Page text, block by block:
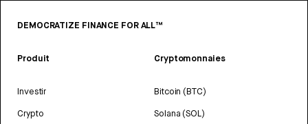
DEMOCRATIZE FINANCE FOR ALL™
Produit
Investir
Crypto
Cryptomonnaies
Bitcoin (BTC)
Solana (SOL)